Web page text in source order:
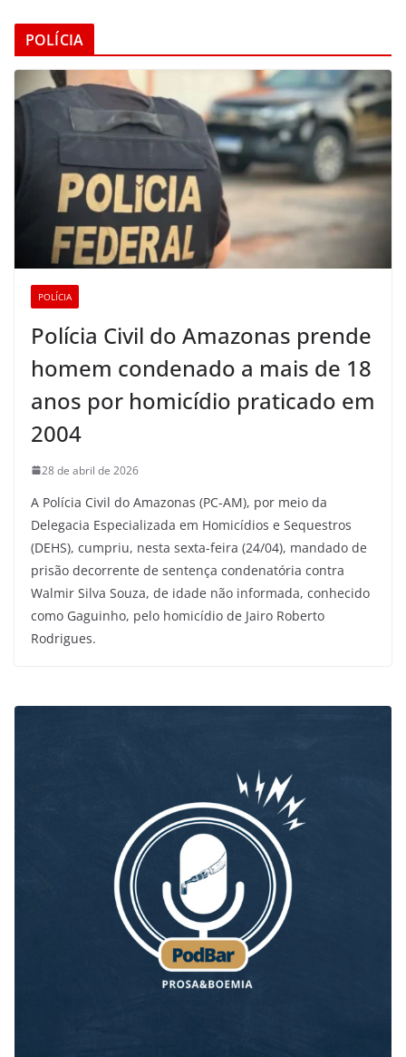
POLÍCIA
POLÍCIA
Polícia Civil do Amazonas prende
homem condenado a mais de 18
anos por homicídio praticado em
2004
28 de abril de 2026
A Polícia Civil do Amazonas (PC-AM), por meio da
Delegacia Especializada em Homicídios e Sequestros
(DEHS), cumpriu, nesta sexta-feira (24/04), mandado de
prisão decorrente de sentença condenatória contra
Walmir Silva Souza, de idade não informada, conhecido
como Gaguinho, pelo homicídio de Jairo Roberto
Rodrigues.